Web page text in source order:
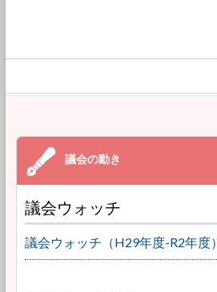
議会ウォッチ
議会ウォッチ（H29年度-R2年度）